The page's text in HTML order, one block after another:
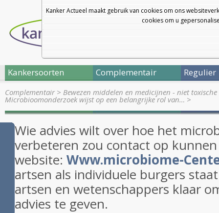
Kanker Actueel maakt gebruik van cookies om ons
cookies om u
Kankersoorten Complementair Regulier
Complementair> Bewezen middelen en medicijnen - niet
Microbioomonderzoek wijst op een belangrijke rol van… >
Wie advies wilt over hoe het
verbeteren zou contact op
website: Www.microbiome-
artsen als individuele burgers
artsen en wetenschappers klaar
advies te geven.